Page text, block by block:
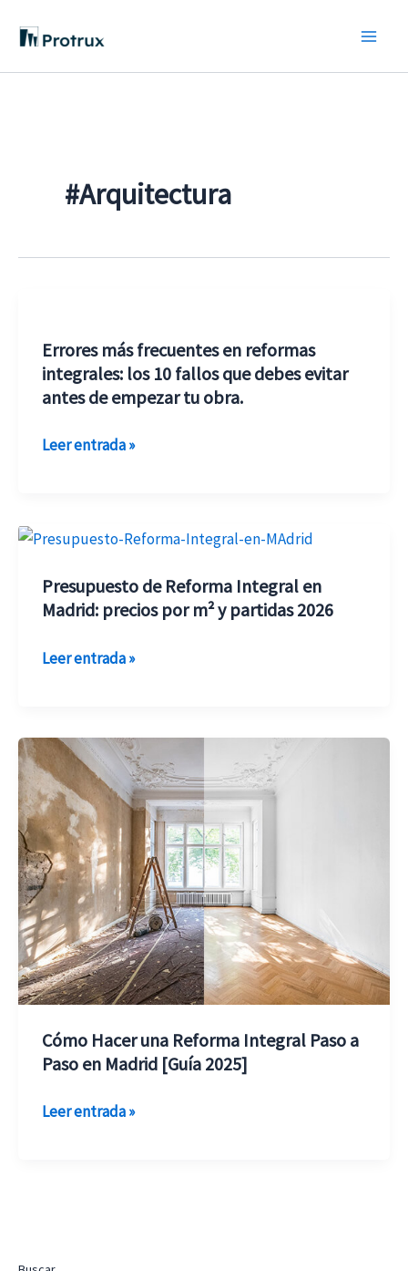
#Arquitectura
Errores más frecuentes en reformas
integrales: los 10 fallos que debes evitar
antes de empezar tu obra.
frecuentes
en
reformas
los
que
evitar
antes
empezar
Leer entrada »
Presupuesto de Reforma Integral en
Madrid: precios por m² y partidas 2026
Presupuesto
Reforma
Integral
Madrid:
m²
y
partidas
2026
Leer entrada »
Cómo Hacer una Reforma Integral Paso a
Paso en Madrid [Guía 2025]
Cómo
Hacer
una
Reforma
Integral
Paso
Paso
en
Madrid
[Guía
2025]
Leer entrada »